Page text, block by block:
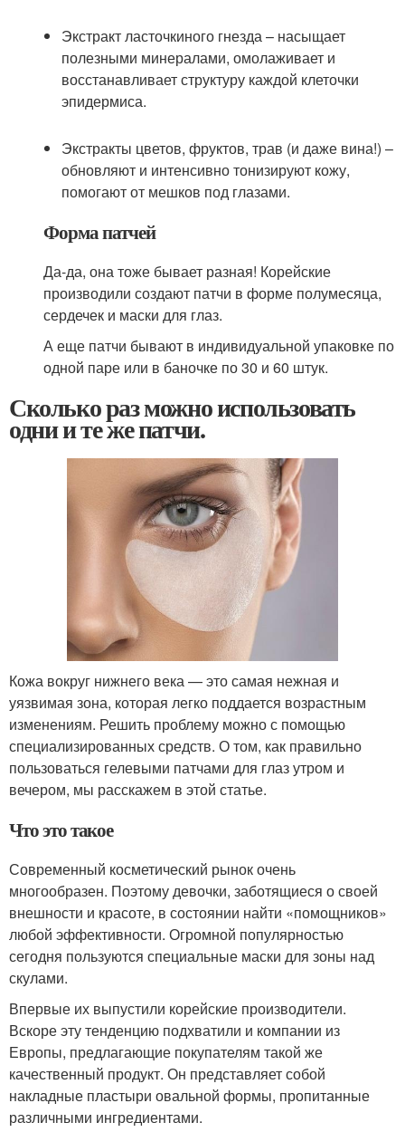
Экстракт ласточкиного гнезда – насыщает
полезными минералами, омолаживает и
восстанавливает структуру каждой клеточки
эпидермиса.
Экстракты цветов, фруктов, трав (и даже вина!) –
обновляют и интенсивно тонизируют кожу,
помогают от мешков под глазами.
Форма патчей
Да-да, она тоже бывает разная! Корейские
производили создают патчи в форме полумесяца,
сердечек и маски для глаз.
А еще патчи бывают в индивидуальной упаковке по
одной паре или в баночке по 30 и 60 штук.
Сколько раз можно использовать
одни и те же патчи.
Кожа вокруг нижнего века — это самая нежная и
уязвимая зона, которая легко поддается возрастным
изменениям. Решить проблему можно с помощью
специализированных средств. О том, как правильно
пользоваться гелевыми патчами для глаз утром и
вечером, мы расскажем в этой статье.
Что это такое
Современный косметический рынок очень
многообразен. Поэтому девочки, заботящиеся о своей
внешности и красоте, в состоянии найти «помощников»
любой эффективности. Огромной популярностью
сегодня пользуются специальные маски для зоны над
скулами.
Впервые их выпустили корейские производители.
Вскоре эту тенденцию подхватили и компании из
Европы, предлагающие покупателям такой же
качественный продукт. Он представляет собой
накладные пластыри овальной формы, пропитанные
различными ингредиентами.